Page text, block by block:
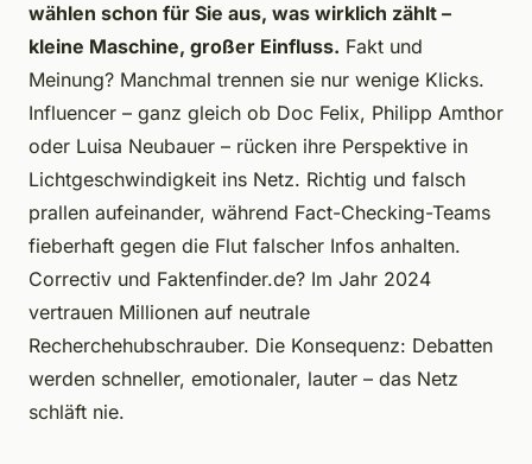
wählen schon für Sie aus, was wirklich zählt –
kleine Maschine, großer Einfluss. Fakt und
Meinung? Manchmal trennen sie nur wenige Klicks.
Influencer – ganz gleich ob Doc Felix, Philipp Amthor
oder Luisa Neubauer – rücken ihre Perspektive in
Lichtgeschwindigkeit ins Netz. Richtig und falsch
prallen aufeinander, während Fact-Checking-Teams
fieberhaft gegen die Flut falscher Infos anhalten.
Correctiv und Faktenfinder.de? Im Jahr 2024
vertrauen Millionen auf neutrale
Recherchehubschrauber. Die Konsequenz: Debatten
werden schneller, emotionaler, lauter – das Netz
schläft nie.